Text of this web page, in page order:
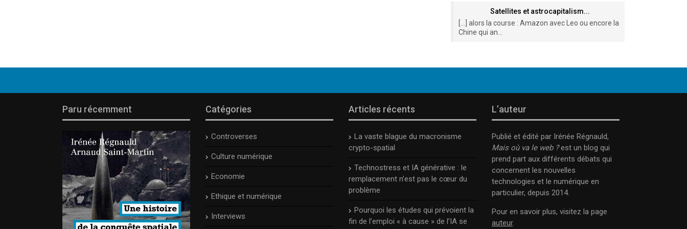
Satellites et astrocapitalism...
[…] alors la course : Amazon avec Leo ou encore la
Chine qui an...
Paru récemment Catégories
Controverses
Culture numérique
Economie
Ethique et numérique
Interviews
Articles récents
La vaste blague du macronisme
crypto-spatial
Technostress et IA générative : le
remplacement n’est pas le cœur du
problème
Pourquoi les études qui prévoient la
fin de l’emploi « à cause » de l’IA se
L’auteur
Publié et édité par Irénée Régnauld,
Mais où va le web ?est un blog qui
prend part aux différents débats qui
concernent les nouvelles
technologies et le numérique en
particulier, depuis 2014.
Pour en savoir plus, visitez la page
auteur.